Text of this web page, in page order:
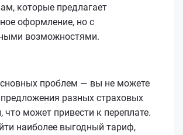
которые предлагает
оформление, но с
возможностями.
проблем — вы не можете
разных страховых
что может привести к переплате.
наиболее выгодный тариф,